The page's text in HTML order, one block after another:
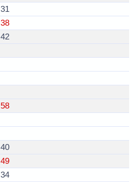
31
38
42
58
40
49
34